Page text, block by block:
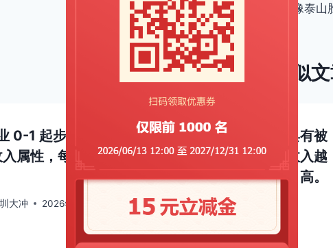
11/365 快乐其实很简单，就像泰山
类似
0-1 起步就是锻炼网感，找找感觉，网盘拉新具有被
属性，每天自动发 100 个， 资料越多，被动收入越
高。
大冲 2026年 6月 7日